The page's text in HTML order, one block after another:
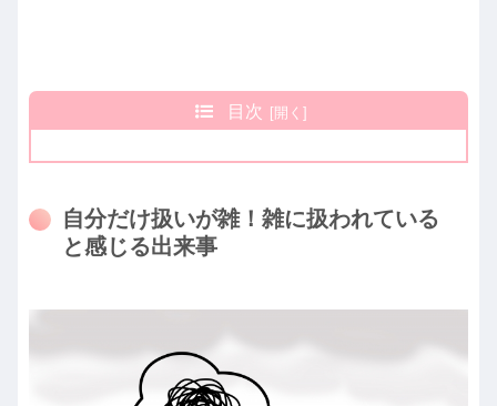
目次
自分だけ扱いが雑！雑に扱われている
と感じる出来事